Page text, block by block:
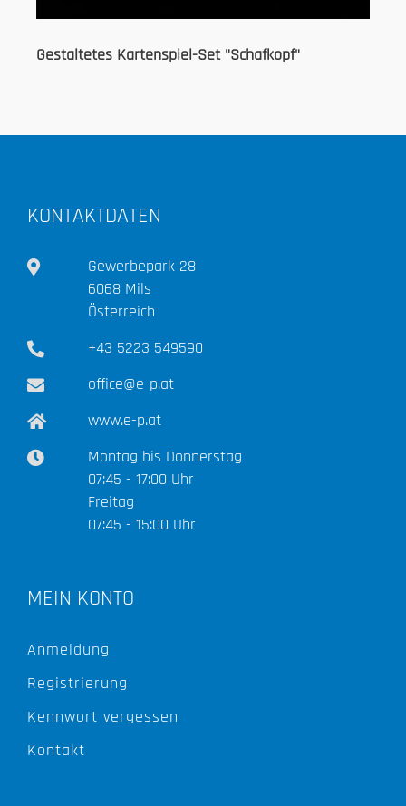
Gestaltetes Kartenspiel-Set "Schafkopf"
KONTAKTDATEN
Gewerbepark 28
6068 Mils
Österreich
+43 5223 549590
office@e-p.at
www.e-p.at
Montag bis Donnerstag
07:45 - 17:00 Uhr
Freitag
07:45 - 15:00 Uhr
MEIN KONTO
Anmeldung
Registrierung
Kennwort vergessen
Kontakt